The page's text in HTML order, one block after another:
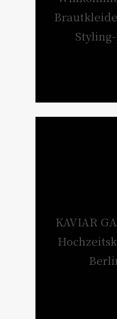
KAVIAR